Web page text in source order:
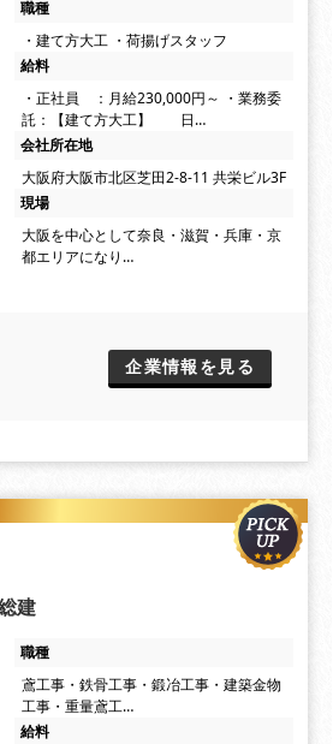
職種
・建て方大工 ・荷揚げスタッフ
給料
・正社員 ：月給230,000円～ ・業務委
託：【建て方大工】 日…
会社所在地
大阪府大阪市北区芝田2-8-11 共栄ビル3F
現場
大阪を中心として奈良・滋賀・兵庫・京
都エリアになり…
企業情報を見る
建
職種
鳶工事・鉄骨工事・鍛冶工事・建築金物
工事・重量鳶工…
給料